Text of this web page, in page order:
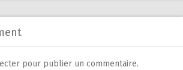
pour publier un commentaire.